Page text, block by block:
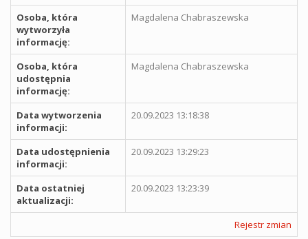
Osoba, która
wytworzyła
informację:
Magdalena Chabraszewska
Osoba, która
udostępnia
informację:
Magdalena Chabraszewska
Data wytworzenia
informacji:
20.09.2023 13:18:38
Data udostępnienia
informacji:
20.09.2023 13:29:23
Data ostatniej
aktualizacji:
20.09.2023 13:23:39
Rejestr zmian